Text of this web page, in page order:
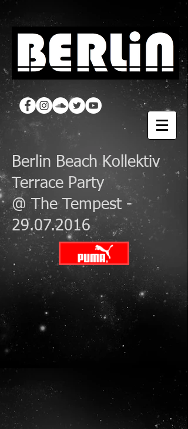
Berlin Beach Kollektiv
Terrace Party
@ The Tempest -
29.07.2016